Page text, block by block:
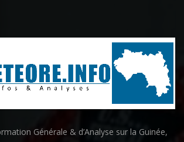
Générale & d’Analyse sur la Guinée,